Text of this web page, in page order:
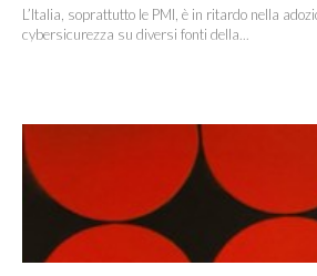
L’Italia, soprattutto le PMI, è in ritardo nella
cybersicurezza su diversi fonti della...